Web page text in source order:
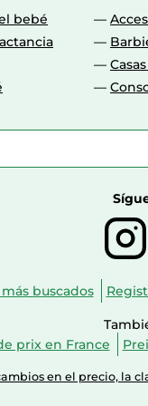
3
Si
Si
Taza
De
bebé
más buscados
prix en France
en el precio, la